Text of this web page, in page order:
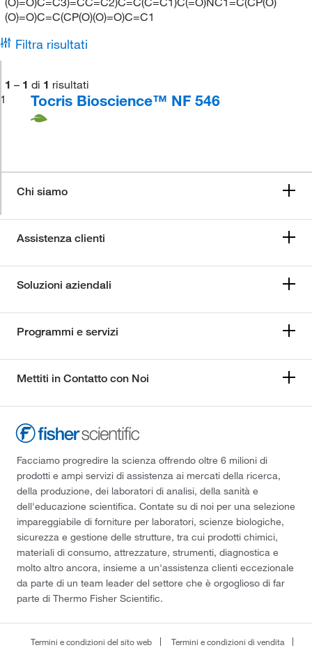
(O)=O)C=C(CP(O)(O)=O)C=C1
Filtra risultati
1 – 1 di 1 risultati
1
Tocris Bioscience™ NF 546
Chi siamo
Assistenza clienti
Soluzioni aziendali
Programmi e servizi
Mettiti in Contatto con Noi
Facciamo progredire la scienza offrendo oltre 6 milioni di
prodotti e ampi servizi di assistenza ai mercati della ricerca,
della produzione, dei laboratori di analisi, della sanità e
dell'educazione scientifica. Contate su di noi per una selezione
impareggiabile di forniture per laboratori, scienze biologiche,
sicurezza e gestione delle strutture, tra cui prodotti chimici,
materiali di consumo, attrezzature, strumenti, diagnostica e
molto altro ancora, insieme a un'assistenza clienti eccezionale
da parte di un team leader del settore che è orgoglioso di far
parte di Thermo Fisher Scientific.
Termini e condizioni del sito web
Termini e condizioni di vendita